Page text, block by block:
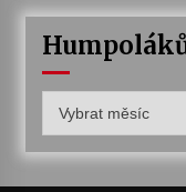
archiv